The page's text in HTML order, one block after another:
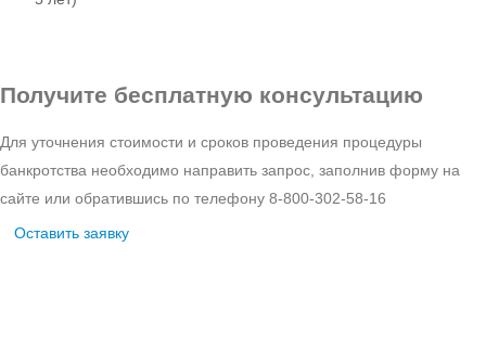
Получите бесплатную консультацию
Для уточнения стоимости и сроков проведения процедуры
банкротства необходимо направить запрос, заполнив форму на
сайте или обратившись по телефону 8‑800‑302‑58‑16
Оставить заявку